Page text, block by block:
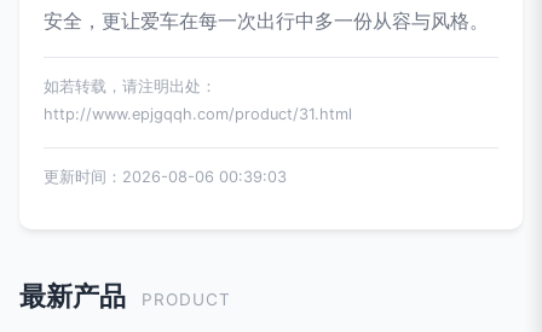
安全，更让爱车在每一次出行中多一份从容与风格。
如若转载，请注明出处：
http://www.epjgqqh.com/product/31.html
更新时间：2026-08-06 00:39:03
最新产品 PRODUCT